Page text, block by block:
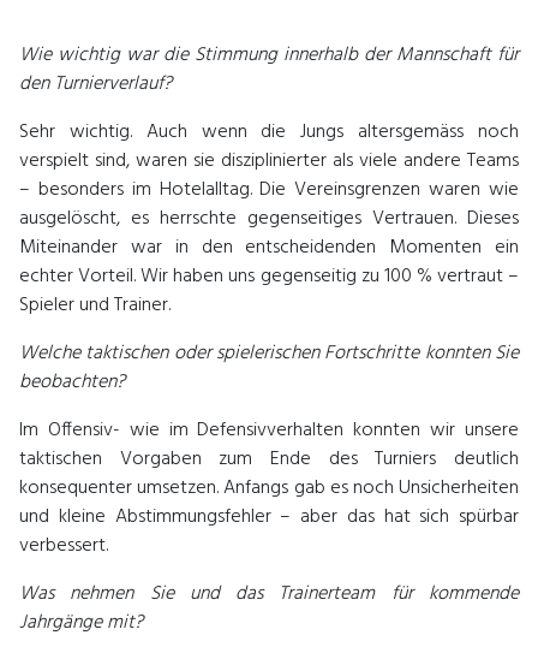
Wie wichtig war die Stimmung innerhalb der Mannschaft für
den Turnierverlauf?
Sehr wichtig. Auch wenn die Jungs altersgemäss noch
verspielt sind, waren sie disziplinierter als viele andere Teams
– besonders im Hotelalltag. Die Vereinsgrenzen waren wie
ausgelöscht, es herrschte gegenseitiges Vertrauen. Dieses
Miteinander war in den entscheidenden Momenten ein
echter Vorteil. Wir haben uns gegenseitig zu 100 % vertraut –
Spieler und Trainer.
Welche taktischen oder spielerischen Fortschritte konnten Sie
beobachten?
Im Offensiv- wie im Defensivverhalten konnten wir unsere
taktischen Vorgaben zum Ende des Turniers deutlich
konsequenter umsetzen. Anfangs gab es noch Unsicherheiten
und kleine Abstimmungsfehler – aber das hat sich spürbar
verbessert.
Was nehmen Sie und das Trainerteam für kommende
Jahrgänge mit?